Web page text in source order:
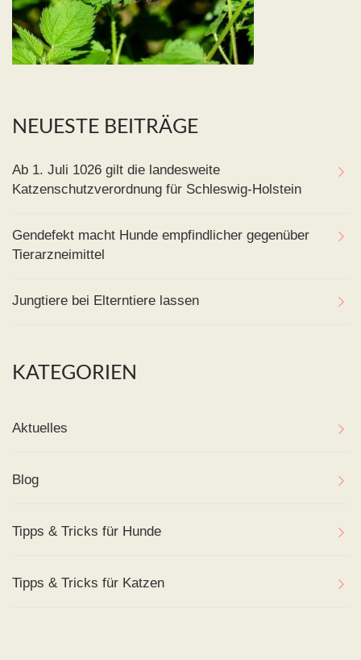
NEUESTE BEITRÄGE
Ab 1. Juli 1026 gilt die landesweite
Katzenschutzverordnung für Schleswig-Holstein
Gendefekt macht Hunde empfindlicher gegenüber
Tierarzneimittel
Jungtiere bei Elterntiere lassen
KATEGORIEN
Aktuelles
Blog
Tipps & Tricks für Hunde
Tipps & Tricks für Katzen